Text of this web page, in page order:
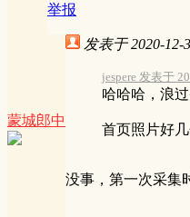
举报
蒙城郎中
发表于 2020-12-
jespere 发表于
哈哈哈，浪
首页照片好
没事，第一次采集